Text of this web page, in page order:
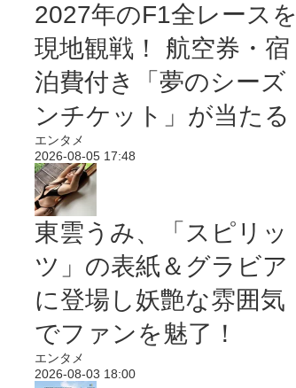
2027年のF1全レースを
現地観戦！ 航空券・宿
泊費付き「夢のシーズ
ンチケット」が当たる
エンタメ
2026-08-05 17:48
東雲うみ、「スピリッ
ツ」の表紙＆グラビア
に登場し妖艶な雰囲気
でファンを魅了！
エンタメ
2026-08-03 18:00